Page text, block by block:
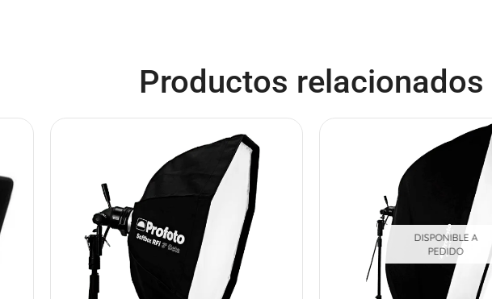
Productos relacionados
DISPONIBLE A
PEDIDO